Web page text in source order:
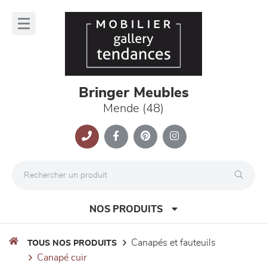
Bringer Meubles
Mende (48)
NOS PRODUITS
TOUS NOS PRODUITS
canapés et fauteuils
canapé cuir